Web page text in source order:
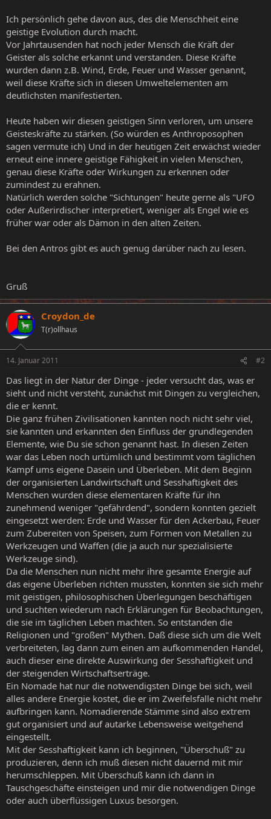
Ich persönlich gehe davon aus, des die Menschheit eine
geistige Evolution durch macht.
Vor Jahrtausenden hat noch jeder Mensch die Kräft der
Geister als solche erkannt und verstanden. Diese Kräfte
wurden dann z.B. Wind, Erde, Feuer und Wasser genannt,
weil diese Kräfte sich in diesen Umweltelementen am
deutlichsten manifestierten.
Heute haben wir diesen geistigen Sinn verloren, um unsere
Geisteskräfte zu stärken. (So würden es Anthroposophen
sagen vermute ich) Und in der heutigen Zeit erwächst wieder
erneut eine innere geistige Fähigkeit in vielen Menschen,
genau diese Kräfte oder Wirkungen zu erkennen oder
zumindest zu erahnen.
Natürlich werden solche "Sichtungen" heute gerne als "UFO
oder Außerirdischer interpretiert, weniger als Engel wie es
früher war oder als Dämon in den alten Zeiten.
Bei den Antros gibt es auch genug darüber nach zu lesen.
Gruß
Croydon_de
T(r)ollhaus
14. Januar 2011 #2
Das liegt in der Natur der Dinge - jeder versucht das, was er
sieht und nicht versteht, zunächst mit Dingen zu vergleichen,
die er kennt.
Die ganz frühen Zivilisationen kannten noch nicht sehr viel,
sie kannten und erkannten den Einfluss der grundlegenden
Elemente, wie Du sie schon genannt hast. In diesen Zeiten
war das Leben noch urtümlich und bestimmt vom täglichen
Kampf ums eigene Dasein und Überleben. Mit dem Beginn
der organisierten Landwirtschaft und Sesshaftigkeit des
Menschen wurden diese elementaren Kräfte für ihn
zunehmend weniger "gefährdend", sondern konnten gezielt
eingesetzt werden: Erde und Wasser für den Ackerbau, Feuer
zum Zubereiten von Speisen, zum Formen von Metallen zu
Werkzeugen und Waffen (die ja auch nur spezialisierte
Werkzeuge sind).
Da die Menschen nun nicht mehr ihre gesamte Energie auf
das eigene Überleben richten mussten, konnten sie sich mehr
mit geistigen, philosophischen Überlegungen beschäftigen
und suchten wiederum nach Erklärungen für Beobachtungen,
die sie im täglichen Leben machten. So entstanden die
Religionen und "großen" Mythen. Daß diese sich um die Welt
verbreiteten, lag dann zum einen am aufkommenden Handel,
auch dieser eine direkte Auswirkung der Sesshaftigkeit und
der steigenden Wirtschaftserträge.
Ein Nomade hat nur die notwendigsten Dinge bei sich, weil
alles andere Energie kostet, die er im Zweifelsfalle nicht mehr
aufbringen kann. Nomadierende Stämme sind also extrem
gut organisiert und auf autarke Lebensweise weitgehend
eingestellt.
Mit der Sesshaftigkeit kann ich beginnen, "Überschuß" zu
produzieren, denn ich muß diesen nicht dauernd mit mir
herumschleppen. Mit Überschuß kann ich dann in
Tauschgeschäfte einsteigen und mir die notwendigen Dinge
oder auch überflüssigen Luxus besorgen.